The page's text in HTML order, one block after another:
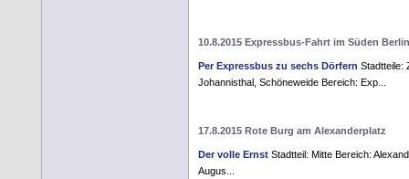
10.8.2015 Expressbus-Fahrt im Süden
Per Expressbus zu sechs Dörfern Stadtteile:
Johannisthal, Schöneweide Bereich: Exp...
17.8.2015 Rote Burg am Alexanderplatz
Der volle Ernst Stadtteil: Mitte Bereich:
Augus...